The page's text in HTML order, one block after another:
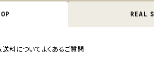
REAL
送料についてよくあるご質問